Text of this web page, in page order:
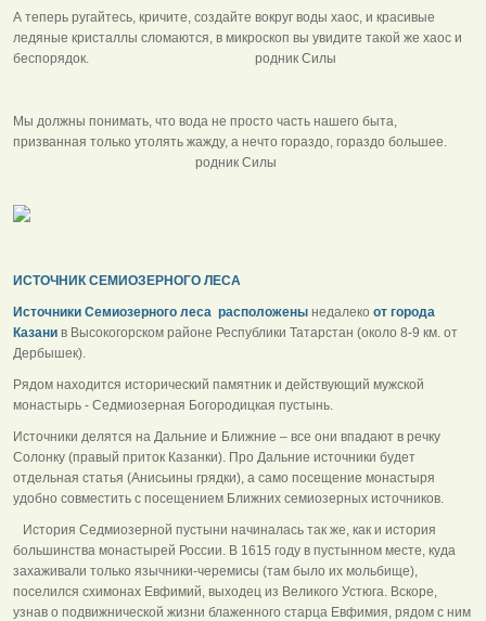
А теперь ругайтесь, кричите, создайте вокруг воды хаос, и красивые
ледяные кристаллы сломаются, в микроскоп вы увидите такой же хаос и
беспорядок. родник Силы
Мы должны понимать, что вода не просто часть нашего быта,
призванная только утолять жажду, а нечто гораздо, гораздо большее.
родник Силы
ИСТОЧНИК СЕМИОЗЕРНОГО ЛЕСА
Источники Семиозерного леса расположены недалеко от города
Казани в Высокогорском районе Республики Татарстан (около 8-9 км. от
Дербышек).
Рядом находится исторический памятник и действующий мужской
монастырь - Седмиозерная Богородицкая пустынь.
Источники делятся на Дальние и Ближние – все они впадают в речку
Солонку (правый приток Казанки). Про Дальние источники будет
отдельная статья (Анисьины грядки), а само посещение монастыря
удобно совместить с посещением Ближних семиозерных источников.
История Седмиозерной пустыни начиналась так же, как и история
большинства монастырей России. В 1615 году в пустынном месте, куда
захаживали только язычники-черемисы (там было их мольбище),
поселился схимонах Евфимий, выходец из Великого Устюга. Вскоре,
узнав о подвижнической жизни блаженного старца Евфимия, рядом с ним